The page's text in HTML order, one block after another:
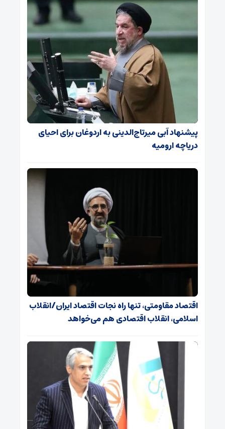
پیشنهاد آبی میرتاج‌الدینی‌ به اردوغان برای احیای
دریاچه ارومیه
اقتصاد مقاومتی، تنها راه نجات اقتصاد ایران/انقلاب
اسلامی، انقلاب اقتصادی هم می‌خواهد